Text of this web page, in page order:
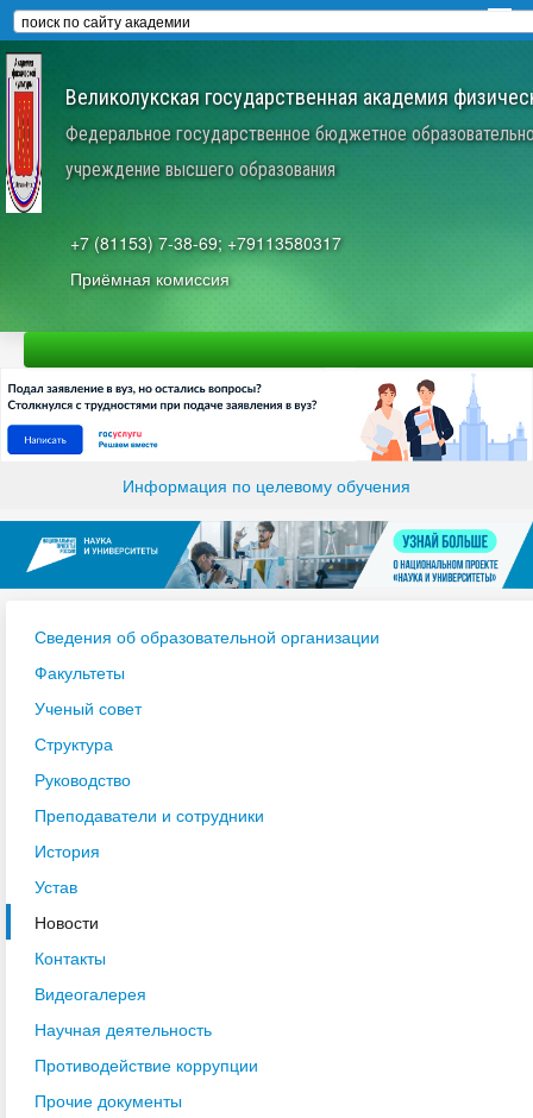
Великолукская государственная академия
Федеральное государственное бюджетное
учреждение высшего образования
+7 (81153) 7-38-69; +79113580317
Приёмная комиссия
Информация по целевому обучения
Сведения об образовательной организации
Факультеты
Ученый совет
Структура
Руководство
Преподаватели и сотрудники
История
Устав
Новости
Контакты
Видеогалерея
Научная деятельность
Противодействие коррупции
Прочие документы